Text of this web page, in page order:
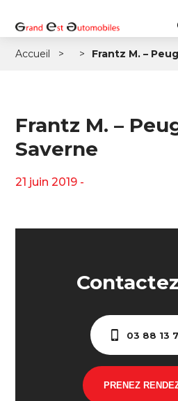
Accueil Frantz M. –
Frantz M. –
Saverne
21 juin 2019 -
03 88 13
PRENEZ